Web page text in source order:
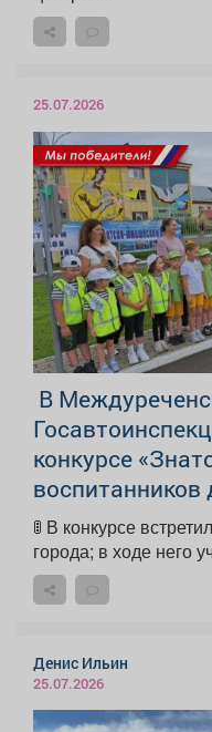
25.07.2026
В
конкурсе
воспитанников
🚦 В конкурсе
города; в ходе него
Денис Ильин
25.07.2026